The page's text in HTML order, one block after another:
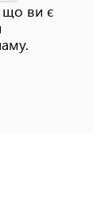
що ви є